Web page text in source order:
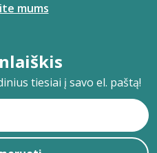
mums
tiesiai į savo el. paštą!